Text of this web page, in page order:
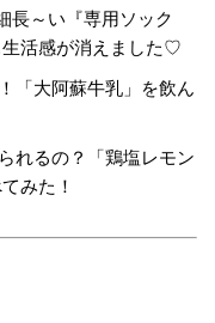
長～い『専用ソック
活感が消えました♡
「大阿蘇牛乳」を飲ん
れるの？「鶏塩レモン
みた！